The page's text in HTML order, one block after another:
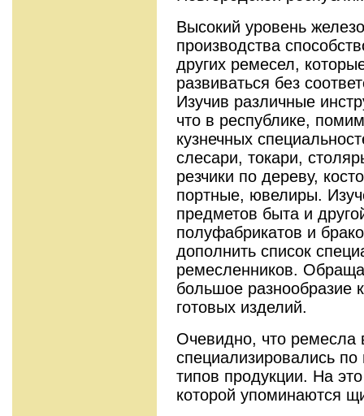
Высокий уровень
производства
других ремесел,
развиваться без
Изучив различные
что в республике,
кузнечных
слесари, токари,
резчики по дереву,
портные, ювелиры.
предметов быта и
полуфабрикатов и
дополнить список
ремесленников.
большое разнообразие
готовых изделий.
Очевидно, что ремесла
специализировались
типов продукции. На
которой упоминаются